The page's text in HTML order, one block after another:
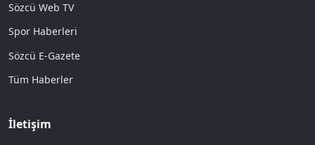
Sözcü Web TV
Spor Haberleri
Sözcü E-Gazete
Tüm Haberler
İletişim